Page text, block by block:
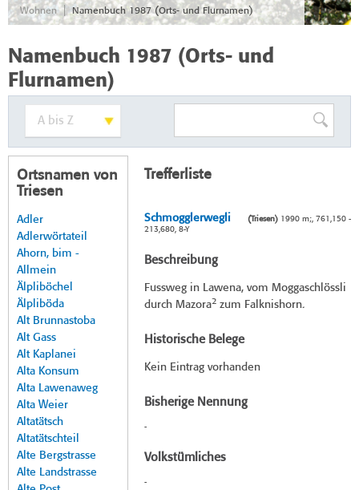
Wohnen | Namenbuch 1987 (Orts- und Flurnamen)
Namenbuch 1987 (Orts- und
Flurnamen)
Ortsnamen von
Triesen
Adler
Adlerwörtateil
Ahorn, bim -
Allmein
Älpliböchel
Älpliböda
Alt Brunnastoba
Alt Gass
Alt Kaplanei
Alta Konsum
Alta Lawenaweg
Alta Weier
Altatätsch
Altatätschteil
Alte Bergstrasse
Alte Landstrasse
Trefferliste
Schmogglerwegli (Triesen)1990 m;, 761,150 -
213,680, 8-Y
Beschreibung
Fussweg in Lawena, vom Moggaschlössli
durch Mazora2zum Falknishorn.
Historische Belege
Kein Eintrag vorhanden
Bisherige Nennung
-
Volkstümliches
-